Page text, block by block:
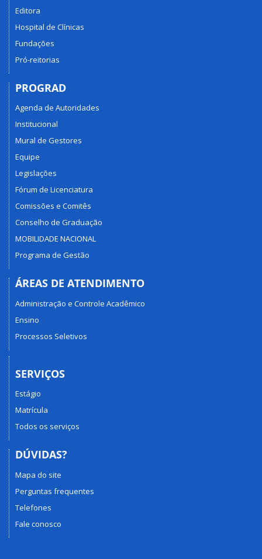
Editora
Hospital de Clínicas
Fundações
Pró-reitorias
PROGRAD
Agenda de Autoridades
Institucional
Mural de Gestores
Equipe
Legislações
Fórum de Licenciatura
Comissões e Comitês
Conselho de Graduação
MOBILIDADE NACIONAL
Programa de Gestão
ÁREAS DE ATENDIMENTO
Administração e Controle Acadêmico
Ensino
Processos Seletivos
SERVIÇOS
Estágio
Matrícula
Todos os serviços
DÚVIDAS?
Mapa do site
Perguntas frequentes
Telefones
Fale conosco